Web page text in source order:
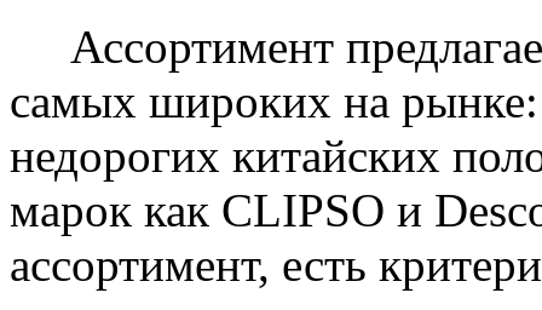
Ассортимент
самых широких на
недорогих китайских
марок как CLIPSO и
ассортимент, есть